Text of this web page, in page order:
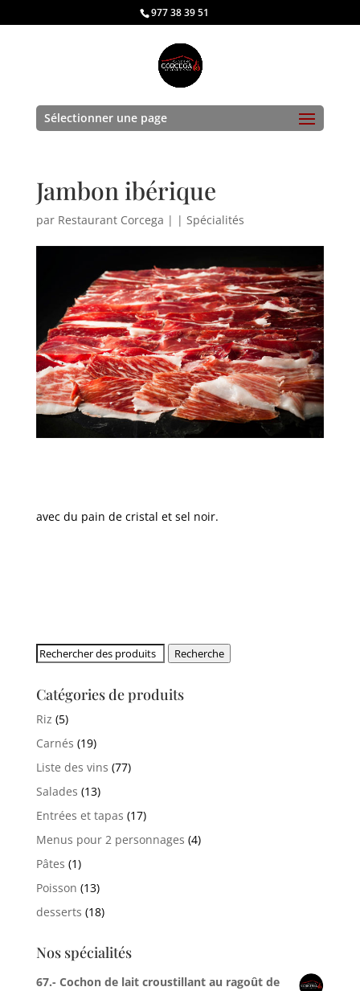
977 38 39 51
Sélectionner une page
Jambon ibérique
par Restaurant Corcega | | Spécialités
avec du pain de cristal et sel noir.
Rechercher: Recherche
Catégories de produits
Riz (5)
Carnés (19)
Liste des vins (77)
Salades (13)
Entrées et tapas (17)
Menus pour 2 personnages (4)
Pâtes (1)
Poisson (13)
desserts (18)
Nos spécialités
67.- Cochon de lait croustillant au ragoût de